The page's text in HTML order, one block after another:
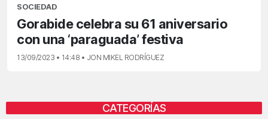
SOCIEDAD
Gorabide celebra su 61 aniversario
con una ‘paraguada’ festiva
13/09/2023 • 14:48 • JON MIKEL RODRÍGUEZ
CATEGORÍAS